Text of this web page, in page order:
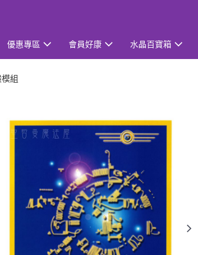
優惠專區 會員好康 水晶百寶箱
組